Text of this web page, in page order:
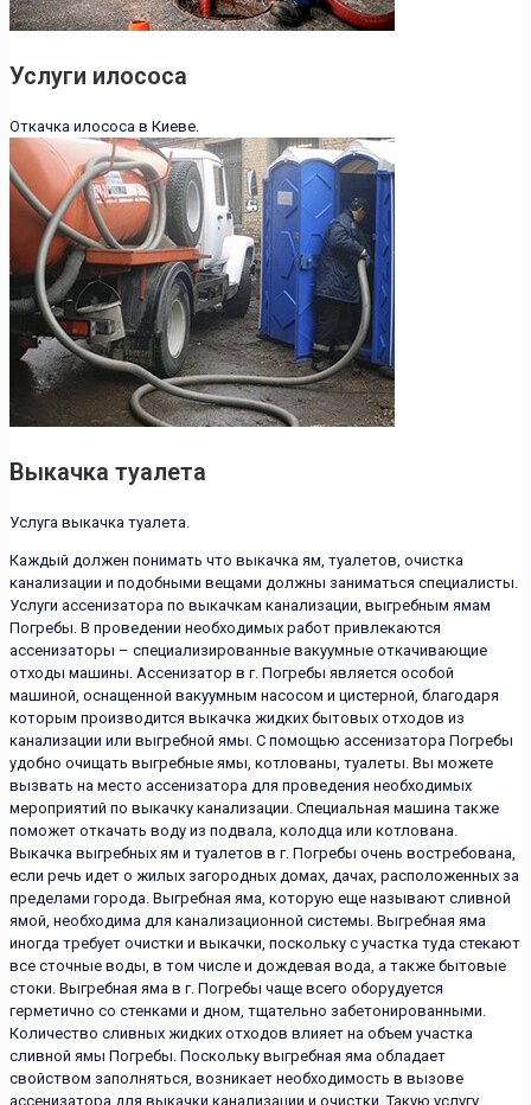
Услуги илососа
Откачка илососа в Киеве.
Выкачка туалета
Услуга выкачка туалета.
Каждый должен понимать что выкачка ям, туалетов, очистка
канализации и подобными вещами должны заниматься специалисты.
Услуги ассенизатора по выкачкам канализации, выгребным ямам
Погребы. В проведении необходимых работ привлекаются
ассенизаторы – специализированные вакуумные откачивающие
отходы машины. Ассенизатор в г. Погребы является особой
машиной, оснащенной вакуумным насосом и цистерной, благодаря
которым производится выкачка жидких бытовых отходов из
канализации или выгребной ямы. С помощью ассенизатора Погребы
удобно очищать выгребные ямы, котлованы, туалеты. Вы можете
вызвать на место ассенизатора для проведения необходимых
мероприятий по выкачку канализации. Специальная машина также
поможет откачать воду из подвала, колодца или котлована.
Выкачка выгребных ям и туалетов в г. Погребы очень востребована,
если речь идет о жилых загородных домах, дачах, расположенных за
пределами города. Выгребная яма, которую еще называют сливной
ямой, необходима для канализационной системы. Выгребная яма
иногда требует очистки и выкачки, поскольку с участка туда стекают
все сточные воды, в том числе и дождевая вода, а также бытовые
стоки. Выгребная яма в г. Погребы чаще всего оборудуется
герметично со стенками и дном, тщательно забетонированными.
Количество сливных жидких отходов влияет на объем участка
сливной ямы Погребы. Поскольку выгребная яма обладает
свойством заполняться, возникает необходимость в вызове
ассенизатора для выкачки канализации и очистки. Такую услугу